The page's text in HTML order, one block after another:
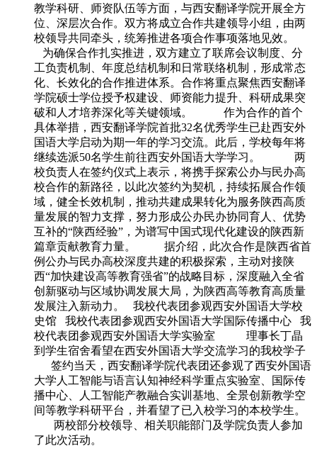
教学科研、师资队伍等方面，与西安翻译学院开展全方
位、深层次合作。双方将成立合作共建领导小组，由两
校领导共同牵头，统筹推进各项合作事项落地见效。
为确保合作扎实推进，双方建立了联席会议制度、分
工负责机制、年度总结机制和日常联络机制，形成常态
化、长效化的合作推进体系。合作将重点聚焦西安翻译
学院硕士学位授予权建设、师资能力提升、科研成果突
破和人才培养深化等关键领域。 作为合作的首个
具体举措，西安翻译学院首批32名优秀学生已赴西安外
国语大学启动为期一年的学习交流。此后，学校每年将
继续选派50名学生前往西安外国语大学学习。 两
校负责人在签约仪式上表示，将携手探索公办与民办高
校合作的新路径，以此次签约为契机，持续拓展合作领
域，健全长效机制，推动共建成果转化为服务陕西高质
量发展的智力支撑，努力形成公办民办协同育人、优势
互补的“陕西经验”，为谱写中国式现代化建设的陕西新
篇章贡献教育力量。 据介绍，此次合作是陕西省首
例公办与民办高校深度共建的积极探索，主动对接陕
西“加快建设高等教育强省”的战略目标，深度融入全省
创新驱动与区域协调发展大局，为陕西高等教育高质量
发展注入新动力。 我校代表团参观西安外国语大学校
史馆 我校代表团参观西安外国语大学国际传播中心 我
校代表团参观西安外国语大学实验室 理事长丁晶
到学生宿舍看望在西安外国语大学交流学习的我校学子
签约当天，西安翻译学院代表团还参观了西安外国语
大学人工智能与语言认知神经科学重点实验室、国际传
播中心、人工智能产教融合实训基地、全景创新教学空
间等教学科研平台，并看望了已入校学习的本校学生。
两校部分校领导、相关职能部门及学院负责人参加
了此次活动。